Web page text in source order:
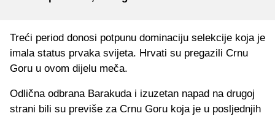
Treći period donosi potpunu dominaciju selekcije koja je
imala status prvaka svijeta. Hrvati su pregazili Crnu
Goru u ovom dijelu meča.
Odlična odbrana Barakuda i izuzetan napad na drugoj
strani bili su previše za Crnu Goru koja je u posljednjih